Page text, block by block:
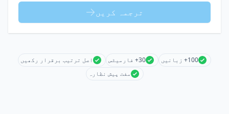
ترجمہ کریں
100+ زبانیں 30+ فارمیٹس
اصل ترتیب برقرار رکھیں
مفت پیش نظارہ